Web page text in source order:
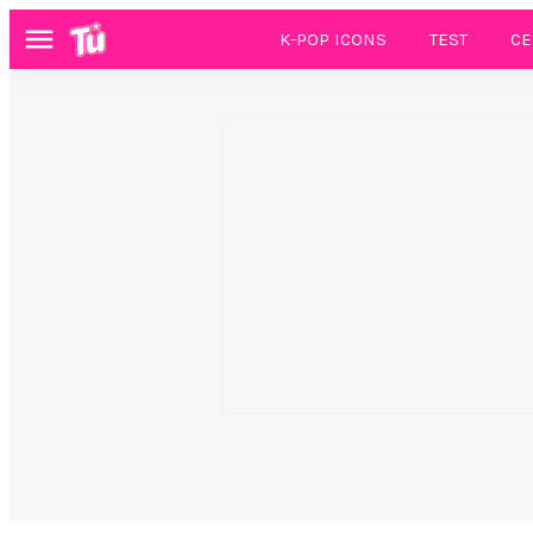
Menú K-POP ICONS TEST